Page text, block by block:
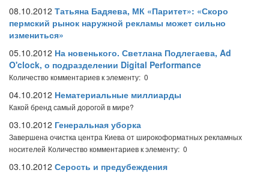
08.10.2012 Татьяна Бадяева, МК «Паритет»: «Скоро
пермский рынок наружной рекламы может сильно
измениться»
05.10.2012 На новенького. Светлана Подлегаева, Ad
O'clock, о подразделении Digital Performance
Количество комментариев к элементу: 0
04.10.2012 Нематериальные миллиарды
Какой бренд самый дорогой в мире?
03.10.2012 Генеральная уборка
Завершена очистка центра Киева от широкоформатных рекламных
носителей Количество комментариев к элементу: 0
03.10.2012 Серость и предубеждения